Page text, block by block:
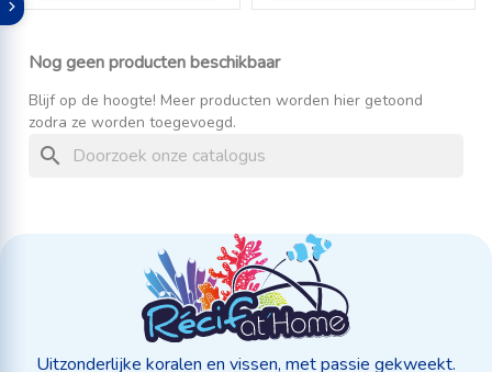
Nog geen producten beschikbaar
Blijf op de hoogte! Meer producten worden hier getoond
zodra ze worden toegevoegd.
search
Uitzonderlijke koralen en vissen, met passie gekweekt.